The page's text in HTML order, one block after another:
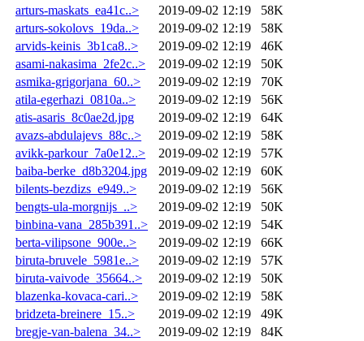
arturs-maskats_ea41c..>
2019-09-02 12:19
58K
arturs-sokolovs_19da..>
2019-09-02 12:19
58K
arvids-keinis_3b1ca8..>
2019-09-02 12:19
46K
asami-nakasima_2fe2c..>
2019-09-02 12:19
50K
asmika-grigorjana_60..>
2019-09-02 12:19
70K
atila-egerhazi_0810a..>
2019-09-02 12:19
56K
atis-asaris_8c0ae2d.jpg
2019-09-02 12:19
64K
avazs-abdulajevs_88c..>
2019-09-02 12:19
58K
avikk-parkour_7a0e12..>
2019-09-02 12:19
57K
baiba-berke_d8b3204.jpg
2019-09-02 12:19
60K
bilents-bezdizs_e949..>
2019-09-02 12:19
56K
bengts-ula-morgnijs_..>
2019-09-02 12:19
50K
binbina-vana_285b391..>
2019-09-02 12:19
54K
berta-vilipsone_900e..>
2019-09-02 12:19
66K
biruta-bruvele_5981e..>
2019-09-02 12:19
57K
biruta-vaivode_35664..>
2019-09-02 12:19
50K
blazenka-kovaca-cari..>
2019-09-02 12:19
58K
bridzeta-breinere_15..>
2019-09-02 12:19
49K
bregje-van-balena_34..>
2019-09-02 12:19
84K